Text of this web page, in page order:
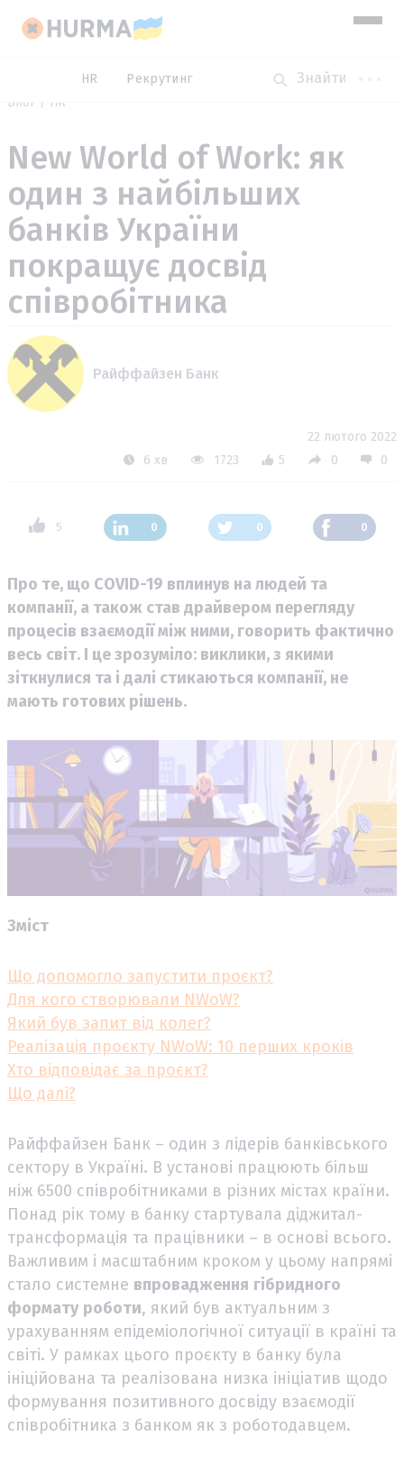
HR
Рекрутинг
Блог
HR
New World of Work: як
один з найбільших
банків України
покращує досвід
співробітника
Райффайзен Банк
22 лютого 2022
6 хв
1723 5 0 0
5 0 0 0
Про те, що COVID-19 вплинув на людей та
компанії, а також став драйвером перегляду
процесів взаємодії між ними, говорить фактично
весь світ. І це зрозуміло: виклики, з якими
зіткнулися та і далі стикаються компанії, не
мають готових рішень.
Змiст
Що допомогло запустити проєкт?
Для кого створювали NWoW?
Який був запит від колег?
Реалізація проєкту NWoW: 10 перших кроків
Хто відповідає за проєкт?
Що далі?
Райффайзен Банк – один з лідерів банківського
сектору в Україні. В установі працюють більш
ніж 6500 співробітниками в різних містах країни.
Понад рік тому в банку стартувала діджитал-
трансформація та працівники – в основі всього.
Важливим і масштабним кроком у цьому напрямі
стало системне впровадження гібридного
формату роботи, який був актуальним з
урахуванням епідеміологічної ситуації в країні та
світі. У рамках цього проєкту в банку була
ініційована та реалізована низка ініціатив щодо
формування позитивного досвіду взаємодії
співробітника з банком як з роботодавцем.